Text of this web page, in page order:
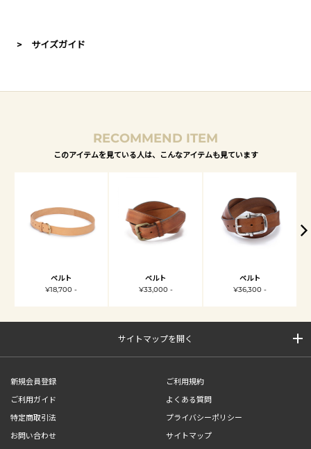
> サイズガイド
RECOMMEND ITEM
このアイテムを見ている人は、こんなアイテムも見ています
ベルト
¥18,700 -
ベルト
¥33,000 -
ベルト
¥36,300 -
サイトマップを開く
新規会員登録
ご利用規約
ご利用ガイド
よくある質問
特定商取引法
プライバシーポリシー
お問い合わせ
サイトマップ